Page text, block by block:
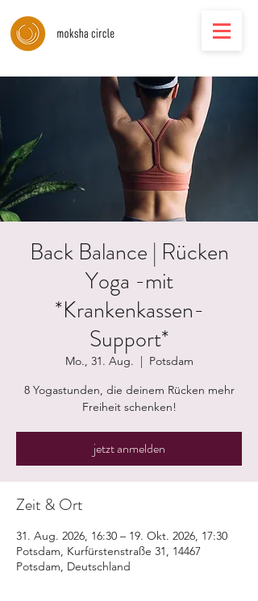
Back Balance | Rücken
Yoga -mit
*Krankenkassen-
Support*
Mo., 31. Aug.
  |
Potsdam
8 Yogastunden, die deinem Rücken mehr
Freiheit schenken!
jetzt anmelden
Zeit & Ort
31. Aug. 2026, 16:30 – 19. Okt. 2026, 17:30
Potsdam, Kurfürstenstraße 31, 14467
Potsdam, Deutschland